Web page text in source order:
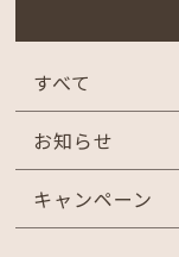
すべて
お知らせ
キャンペーン